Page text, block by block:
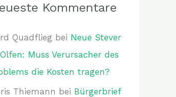
Kommentare
Quadflieg bei Neue Stever
Muss Verursacher des
die Kosten tragen?
Thiemann bei Bürgerbrief